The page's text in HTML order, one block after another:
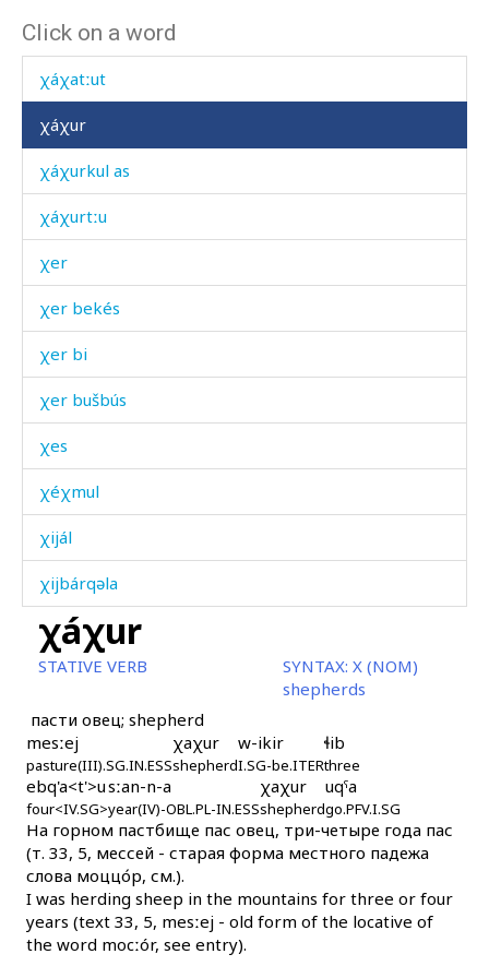
Click on a word
χáχa
χáχatːut
χáχur
χáχurkul as
χáχurtːu
χer
χer bekés
χer bi
χer bušbús
χes
χéχmul
χijál
χijbárqəla
χijrát
χilíkɬ'
χilíkɬ' mač'
χilíp
χilípdut
χilíqˤ
χin
χir
χáχur
STATIVE VERB SYNTAX: X (NOM)
shepherds
пасти овец; shepherd
mesːej
pasture(III).SG.IN.ESS
χaχur
shepherd
w-ikir
I.SG-be.ITER
ɬib
three
ebq'a<t'>u
four<IV.SG>
sːan-n-a
year(IV)-OBL.PL-IN.ESS
χaχur
shepherd
uqˤa
go.PFV.I.SG
На горном пастбище пас овец, три-четыре года пас
(т. 33, 5, мессей - старая форма местного падежа
слова моццо́р, см.).
I was herding sheep in the mountains for three or four
years (text 33, 5, mesːej - old form of the locative of
the word mocːór, see entry).